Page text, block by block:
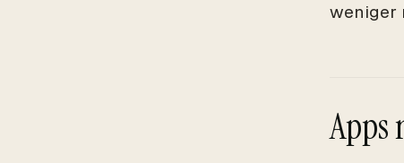
weniger
Apps